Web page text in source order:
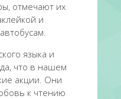
отмечают их
и
языка и
что в нашем
акции. Они
к чтению